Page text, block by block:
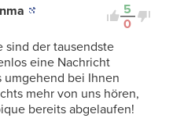
5
0
sind der tausendste
eine Nachricht
umgehend bei Ihnen
mehr von uns hören,
bereits abgelaufen!